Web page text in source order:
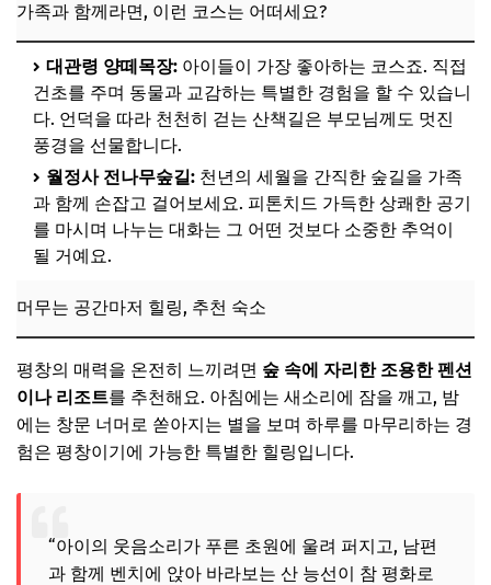
가족과 함께라면, 이런 코스는 어떠세요?
대관령 양떼목장: 아이들이 가장 좋아하는 코스죠. 직접
건초를 주며 동물과 교감하는 특별한 경험을 할 수 있습니
다. 언덕을 따라 천천히 걷는 산책길은 부모님께도 멋진
풍경을 선물합니다.
월정사 전나무숲길: 천년의 세월을 간직한 숲길을 가족
과 함께 손잡고 걸어보세요. 피톤치드 가득한 상쾌한 공기
를 마시며 나누는 대화는 그 어떤 것보다 소중한 추억이
될 거예요.
머무는 공간마저 힐링, 추천 숙소
평창의 매력을 온전히 느끼려면 숲 속에 자리한 조용한 펜션
이나 리조트를 추천해요. 아침에는 새소리에 잠을 깨고, 밤
에는 창문 너머로 쏟아지는 별을 보며 하루를 마무리하는 경
험은 평창이기에 가능한 특별한 힐링입니다.
“아이의 웃음소리가 푸른 초원에 울려 퍼지고, 남편
과 함께 벤치에 앉아 바라보는 산 능선이 참 평화로